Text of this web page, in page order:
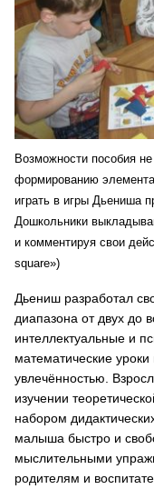
Возможности пособия
формированию
играть в игры Дьениша
Дошкольники
и комментируя свои
square»)
Дьениш разработал
диапазона от двух до
интеллектуальные и
математические
увлечённостью.
изучении
набором
малыша быстро и
мыслительными
родителям и